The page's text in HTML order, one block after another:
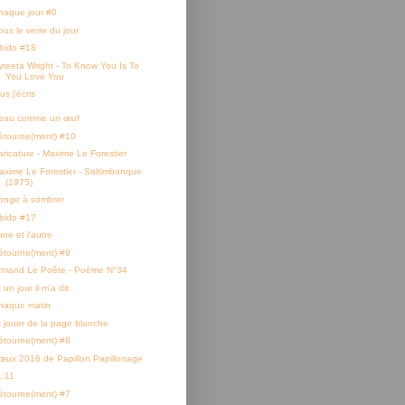
jour #0
le verre du jour
#18
Wright - To Know You Is To
You Love You
j'écris
comme un œuf
#10
- Maxime Le Forestier
Le Forestier - Saltimbanque
(1975)
à sombrer
#17
et l'autre
#9
Le Poête - Poème N°34
un jour il m'a dit
matin
jouer de la page blanche
#8
2016 de Papillon Papillonage
#7